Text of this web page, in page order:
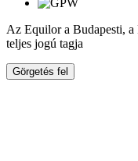
Az Equilor a Budapesti, a
teljes jogú tagja
Görgetés fel